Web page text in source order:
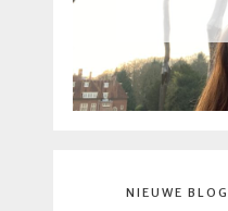
NIEUWE